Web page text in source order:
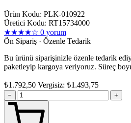
Ürün Kodu: PLK-010922
Üretici Kodu: RT15734000
★★★★☆ 0 yorum
Ön Sipariş · Özenle Tedarik
Bu ürünü siparişinizle özenle tedarik
paketleyip kargoya veriyoruz. Süreç
₺1.792,50 Vergisiz: ₺1.493,75
− +